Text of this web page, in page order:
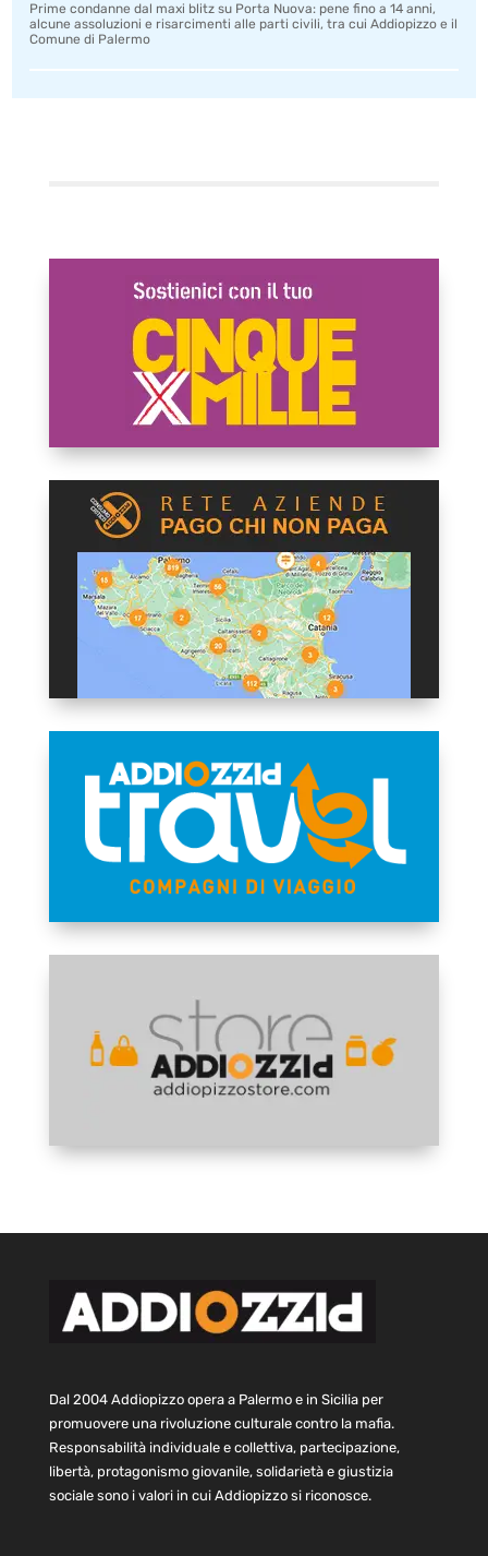
Prime condanne dal maxi blitz su Porta Nuova: pene fino a 14 anni,
alcune assoluzioni e risarcimenti alle parti civili, tra cui Addiopizzo e il
Comune di Palermo
Dal 2004 Addiopizzo opera a Palermo e in Sicilia per
promuovere una rivoluzione culturale contro la mafia.
Responsabilità individuale e collettiva, partecipazione,
libertà, protagonismo giovanile, solidarietà e giustizia
sociale sono i valori in cui Addiopizzo si riconosce.